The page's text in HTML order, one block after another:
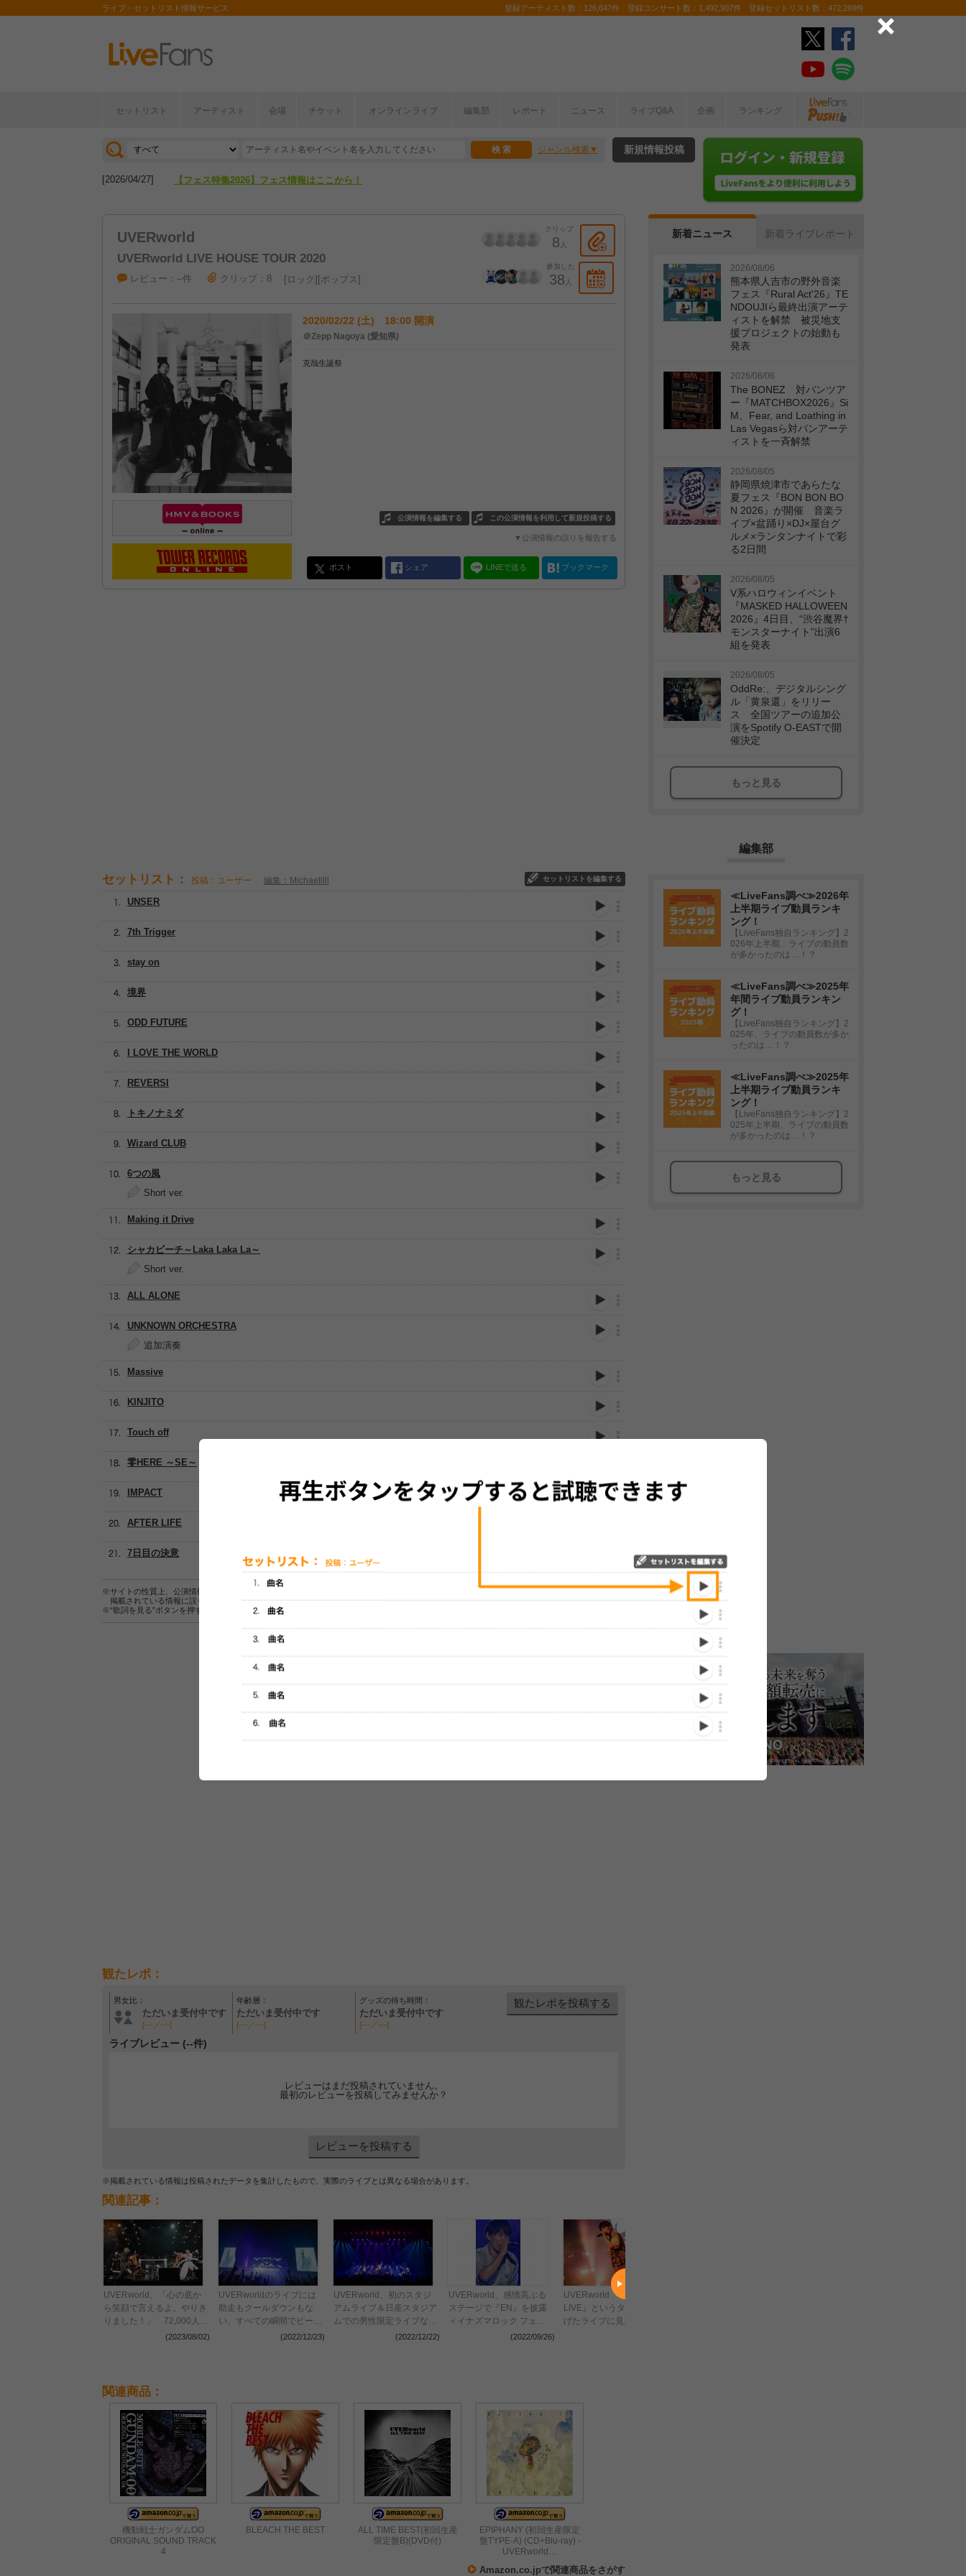
ライブ・セットリスト情報サービス 登録アーティスト数：126,647件 登録コンサート数：1,492,907件 登録セットリスト数：472,269件
セットリスト アーティスト 会場 チケット オンラインライブ 編集部 レポート ニュース ライブQ&A 企画 ランキング
ジャンル検索
[2026/07/28] 【ライブ動員ランキング】2026年上半期編発表！
[2026/04/27] 【フェス特集2026】フェス情報はここから！
新規情報投稿
UVERworld
UVERworld LIVE HOUSE TOUR 2020
クリップ
8 人
参加した
38 人
レビュー：--件 クリップ：8 ロック ポップス
2020/02/22 (土) 18:00 開演
＠Zepp Nagoya (愛知県)
克哉生誕祭
この公演情報を利用して新規投稿する
公演情報を編集する
▼公演情報の誤りを報告する
ポスト シェア LINEで送る ブックマーク
セットリスト： 投稿：ユーザー 編集：Michaelllll セットリストを編集する
I LOVE THE WORLD
7th Trigger
REVERSI
ODD FUTURE
境界
UNSER
stay on
トキノナミダ
Wizard CLUB
6つの風
Short ver.
Making it Drive
シャカビーチ～Laka Laka La～
Short ver.
ALL ALONE
UNKNOWN ORCHESTRA
追加演奏
Massive
KINJITO
Touch off
零HERE ～SE～
IMPACT
AFTER LIFE
7日目の決意
※サイトの性質上、公演情報およびセットリスト情報の正確性は保証されませんので、あらかじめご了承ください。
掲載されている情報に誤りがある場合は、こちら よりご連絡をお願い致します。
※“歌詞を見る”ボタンを押すと、株式会社ページワンが運営する歌詞サイト「
▼セットリストの誤りを報告する
セットリストをプレイリストにして保存する
観たレポ：
男女比：
ただいま受付中です
[---／---]
年齢層：
ただいま受付中です
[---／---]
グッズの待ち時間：
ただいま受付中です
[---／---]
観たレポを投稿する
ライブレビュー (--件)
レビューはまだ投稿されていません。
最初のレビューを投稿してみませんか？
レビューを投稿する
※掲載されている情報は投稿されたデータを集計したもので、実際のライブとは異なる場合があります。
関連記事：
UVERworld、「心の底か
ら笑顔で言えるよ。やりき
りました！」 72,000人の
シンガロングが響いた日産
(2023/08/02)
UVERworldのライブには
助走もクールダウンもな
い、すべての瞬間でピーク
を振り切った『THE LIVE
(2022/12/23)
UVERworld、初のスタジ
アムライブ＆日産スタジア
ムでの男性限定ライブなど
の開催を発表 “TAKUYA∞
(2022/12/22)
UVERworld、感情高ぶる
ステージで『EN』を披露
＜イナズマロック フェス
(2022/09/26)
UVERworld 『THE
LIVE』というタイトルを掲
げたライブに見た反骨精
関連商品：
機動戦士ガンダムOO
ORIGINAL SOUND TRACK
4
BLEACH THE BEST
ALL TIME BEST(初回生産
限定盤B)(DVD付)
EPIPHANY (初回生産限定
盤TYPE-A) (CD+Blu-ray) -
UVERworld…
Amazon.co.jpで関連商品をさがす
新着ニュース 新着ライブレポート
2026/08/06
熊本県人吉市の野外音楽
フェス『Rural Act'26』TE
NDOUJIら最終出演アーテ
ィストを解禁 被災地支
援プロジェクトの始動も
発表
2026/08/06
The BONEZ 対バンツア
ー『MATCHBOX2026』Si
M、Fear, and Loathing in
Las Vegasら対バンアーテ
ィストを一斉解禁
2026/08/05
静岡県焼津市であらたな
夏フェス『BON BON BO
N 2026』が開催 音楽ラ
イブ×盆踊り×DJ×屋台グ
ルメ×ランタンナイトで彩
る2日間
2026/08/05
V系ハロウィンイベント
『MASKED HALLOWEEN
2026』4日目、“渋谷魔界†
モンスターナイト”出演6
組を発表
2026/08/05
OddRe:、デジタルシング
ル「黄泉還」をリリー
ス 全国ツアーの追加公
演をSpotify O-EASTで開
催決定
もっと見る
編集部
≪LiveFans調べ≫2026年
上半期ライブ動員ランキ
ング！
【LiveFans独自ランキング】2
026年上半期、ライブの動員数
が多かったのは…！？
≪LiveFans調べ≫2025年
年間ライブ動員ランキン
グ！
【LiveFans独自ランキング】2
025年、ライブの動員数が多か
ったのは…！？
≪LiveFans調べ≫2025年
上半期ライブ動員ランキ
ング！
【LiveFans独自ランキング】2
025年上半期、ライブの動員数
が多かったのは…！？
もっと見る